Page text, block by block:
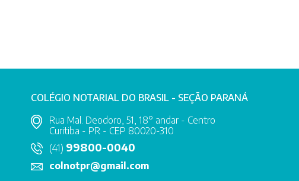
COLÉGIO NOTARIAL DO BRASIL - SEÇÃO PARANÁ
Rua Mal. Deodoro, 51, 18° andar - Centro
Curitiba - PR - CEP 80020-310
(41) 99800-0040
colnotpr@gmail.com